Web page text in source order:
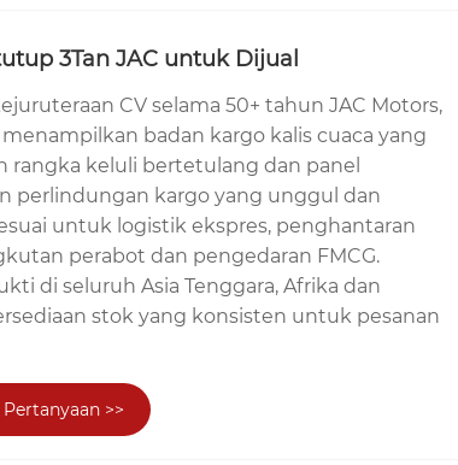
3Tan JAC untuk Dijual
CV selama 50+ tahun JAC Motors,
badan kargo kalis cuaca yang
keluli bertetulang dan panel
perlindungan kargo yang unggul dan
untuk logistik ekspres, penghantaran
perabot dan pengedaran FMCG.
di seluruh Asia Tenggara, Afrika dan
stok yang konsisten untuk pesanan
>>